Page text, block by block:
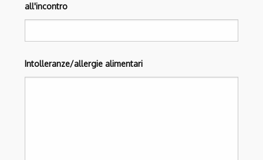
all'incontro
Intolleranze/allergie alimentari